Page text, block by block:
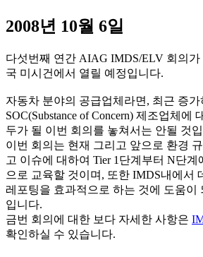
2008년 10월 6일
다섯번째 연간 AIAG IMDS/ELV 회의가
국 미시건에서 열릴 예정입니다.
자동차 분야의 공급업체라면, 최근 증가
SOC(Substance of Concern) 제조업체에
두가 될 이번 회의를 놓쳐서는 안될 것
이번 회의는 현재 그리고 앞으로 환경
고 이슈에 대하여 Tier 1단계부터 N단계
으로 교육할 것이며, 또한 IMDS내에서
레포팅을 효과적으로 하는 것에 도움이
입니다.
금번 회의에 대한 보다 자세한 사항은
확인하실 수 있습니다.